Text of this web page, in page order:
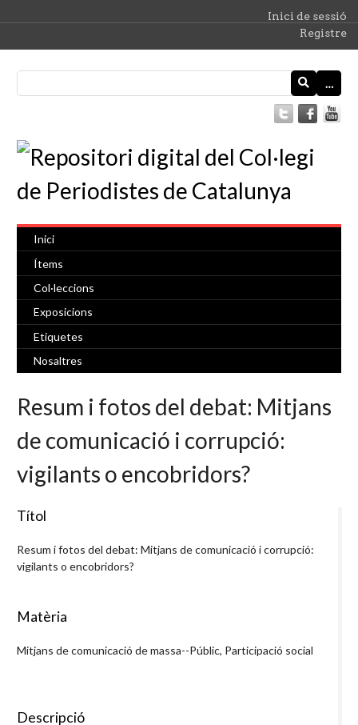
Inici de sessió
Registre
…
Inici
Ítems
Col·leccions
Exposicions
Etiquetes
Nosaltres
Resum i fotos del debat: Mitjans
de comunicació i corrupció:
vigilants o encobridors?
Títol
Resum i fotos del debat: Mitjans de comunicació i corrupció:
vigilants o encobridors?
Matèria
Mitjans de comunicació de massa--Públic, Participació social
Descripció